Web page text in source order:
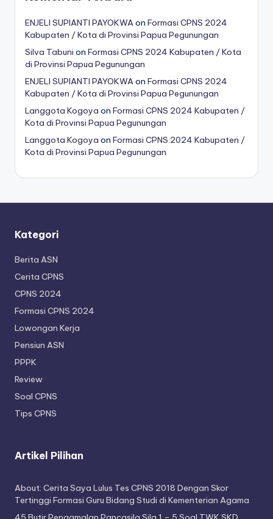
ENJELI SUPIANTI PAYOKWAon Formasi CPNS 2024
Kabupaten / Kota di Provinsi Papua Pegunungan
Silva Tabuni on Formasi CPNS 2024 Kabupaten / Kota
di Provinsi Papua Pegunungan
ENJELI SUPIANTI PAYOKWAon Formasi CPNS 2024
Kabupaten / Kota di Provinsi Papua Pegunungan
Langgota Kogoya on Formasi CPNS 2024 Kabupaten /
Kota di Provinsi Papua Pegunungan
Langgota Kogoya on Formasi CPNS 2024 Kabupaten /
Kota di Provinsi Papua Pegunungan
Kategori
Berita ASN
Cerita CPNS
CPNS 2024
Formasi CPNS 2024
Lowongan Kerja
Pensiun ASN
PPPK
Review
Soal CPNS
Tips CPNS
Artikel Pilihan
About: Cerita Saya Lulus Tes CPNS 2018 Dengan Skor
Tertinggi Formasi Guru Bidang Studi di Kementerian Agama